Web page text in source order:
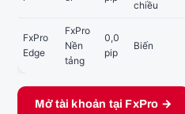
chiều
FxPro
Edge
FxPro
Nền
tảng
0,0
pip
Biến
Mở tài khoản tại FxPro →